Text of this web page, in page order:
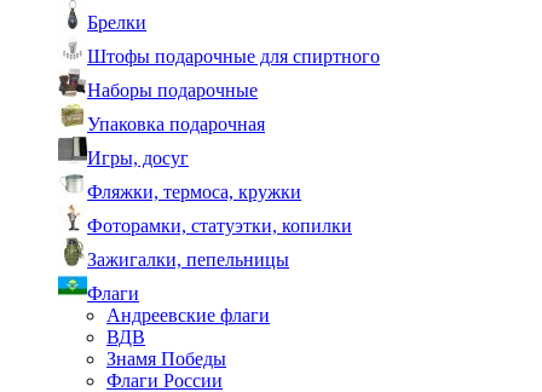
Брелки
Штофы подарочные для спиртного
Наборы подарочные
Упаковка подарочная
Игры, досуг
Фляжки, термоса, кружки
Фоторамки, статуэтки, копилки
Зажигалки, пепельницы
Флаги
Андреевские флаги
ВДВ
Знамя Победы
Флаги России